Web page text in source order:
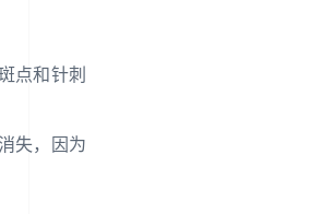
点和针刺
失，因为